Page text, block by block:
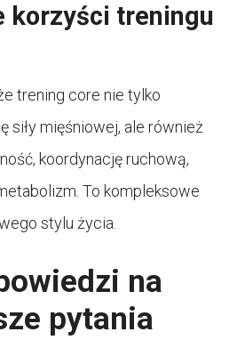
korzyści treningu
trening core nie tylko
siły mięśniowej, ale również
koordynację ruchową,
To kompleksowe
stylu życia.
na
pytania